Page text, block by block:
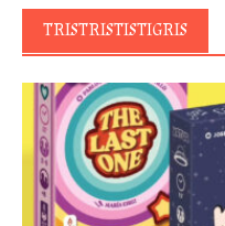
TRISTRISTISTIGRIS